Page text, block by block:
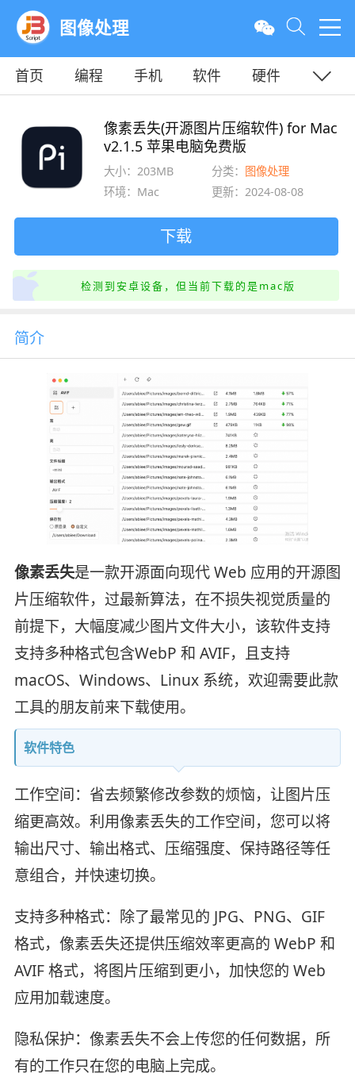
图像处理
首页 编程 手机 软件
硬件
像素丢失(开源图片压缩软件) for Mac
v2.1.5 苹果电脑免费版
大小：203MB 分类： 图像处理
环境：Mac
更新：2024-08-08
下载
检测到安卓设备，但当前下载的是mac版
简介
像素丢失是一款开源面向现代 Web 应用的开源图
片压缩软件，过最新算法，在不损失视觉质量的
前提下，大幅度减少图片文件大小，该软件支持
支持多种格式包含WebP 和 AVIF，且支持
macOS、Windows、Linux 系统，欢迎需要此款
工具的朋友前来下载使用。
软件特色
工作空间：省去频繁修改参数的烦恼，让图片压
缩更高效。利用像素丢失的工作空间，您可以将
输出尺寸、输出格式、压缩强度、保持路径等任
意组合，并快速切换。
支持多种格式：除了最常见的 JPG、PNG、GIF
格式，像素丢失还提供压缩效率更高的 WebP 和
AVIF 格式，将图片压缩到更小，加快您的 Web
应用加载速度。
隐私保护：像素丢失不会上传您的任何数据，所
有的工作只在您的电脑上完成。